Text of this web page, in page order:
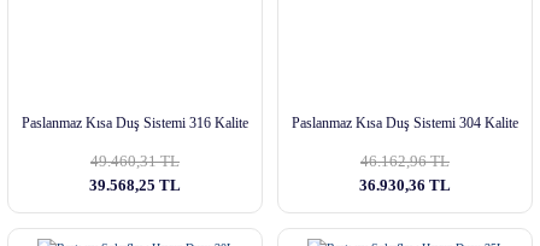
Paslanmaz Kısa Duş Sistemi 316 Kalite
49.460,31 TL
39.568,25 TL
Paslanmaz Kısa Duş Sistemi 304 Kalite
46.162,96 TL
36.930,36 TL